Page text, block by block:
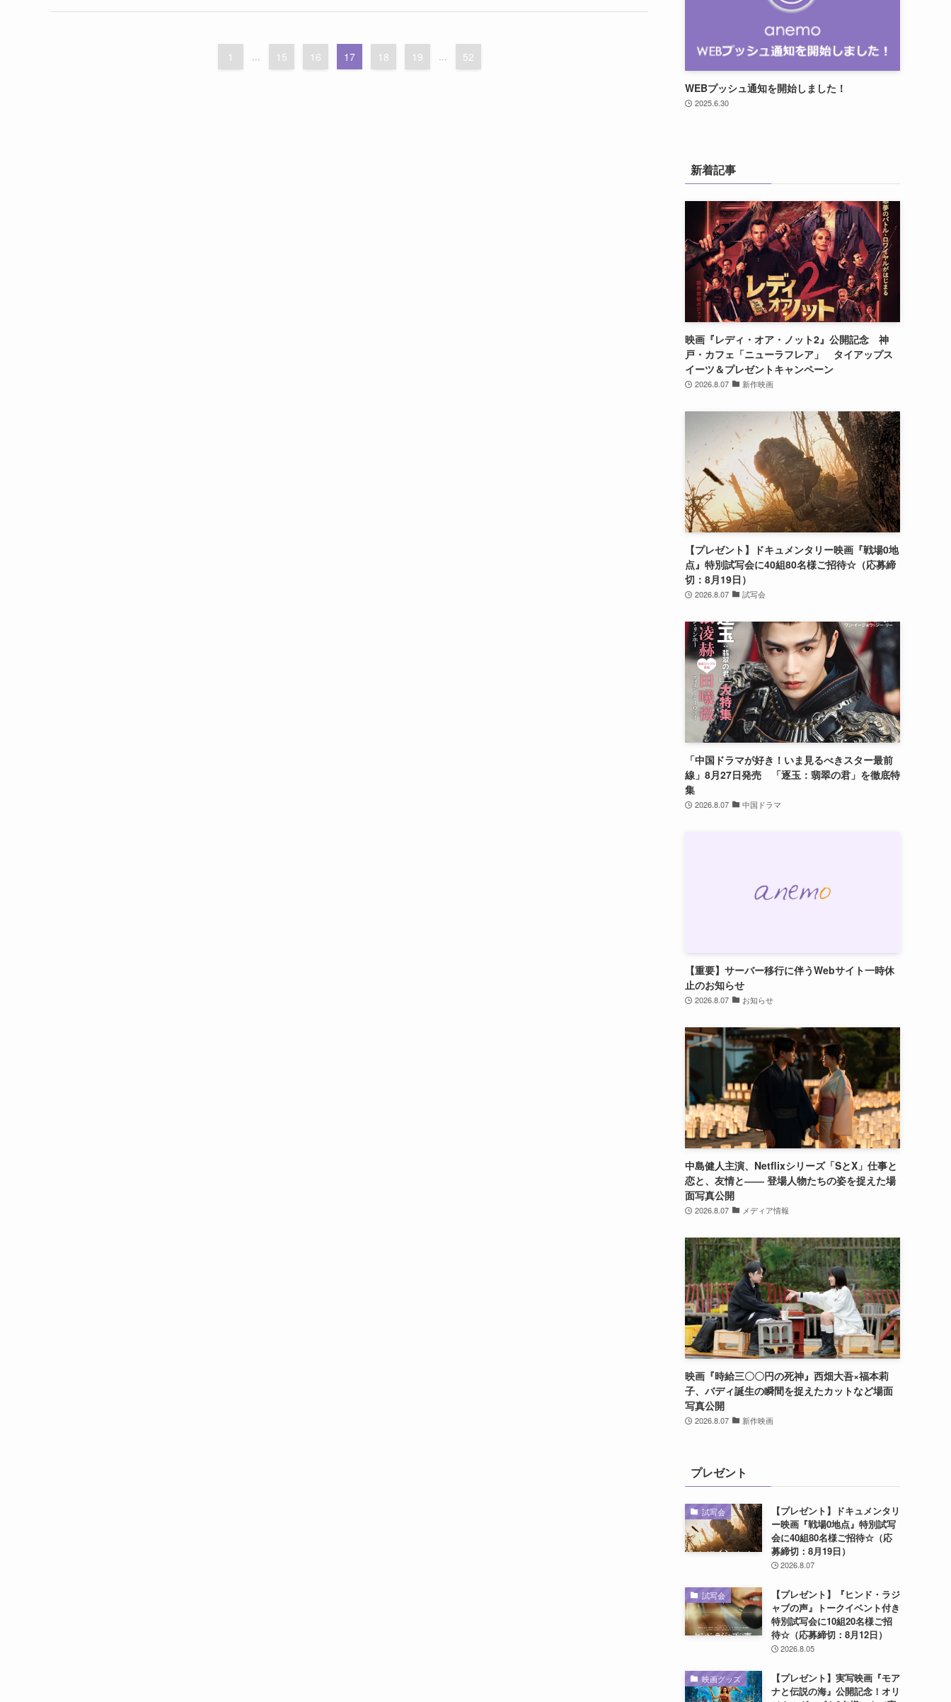
1 ... 15 16 17 18 19 ... 52
WEBプッシュ通知を開始しました！
2025.6.30
新着記事
映画『レディ・オア・ノット2』公開記念 神
戸・カフェ「ニューラフレア」 タイアップス
イーツ＆プレゼントキャンペーン
2026.8.07 新作映画
【プレゼント】ドキュメンタリー映画『戦場0地
点』特別試写会に40組80名様ご招待☆（応募締
切：8月19日）
2026.8.07 試写会
「中国ドラマが好き！いま見るべきスター最前
線」8月27日発売 「逐玉：翡翠の君」を徹底特
集
2026.8.07 中国ドラマ
【重要】サーバー移行に伴うWebサイト一時休
止のお知らせ
2026.8.07 お知らせ
中島健人主演、Netflixシリーズ「SとX」仕事と
恋と、友情と―― 登場人物たちの姿を捉えた場
面写真公開
2026.8.07 メディア情報
映画『時給三〇〇円の死神』西畑大吾×福本莉
子、バディ誕生の瞬間を捉えたカットなど場面
写真公開
2026.8.07 新作映画
プレゼント
試写会
【プレゼント】ドキュメンタリ
ー映画『戦場0地点』特別試写
会に40組80名様ご招待☆（応
募締切：8月19日）
2026.8.07
試写会
【プレゼント】『ヒンド・ラジ
ャブの声』トークイベント付き
特別試写会に10組20名様ご招
待☆（応募締切：8月12日）
2026.8.05
映画グッズ
【プレゼント】実写映画『モア
ナと伝説の海』公開記念！オリ